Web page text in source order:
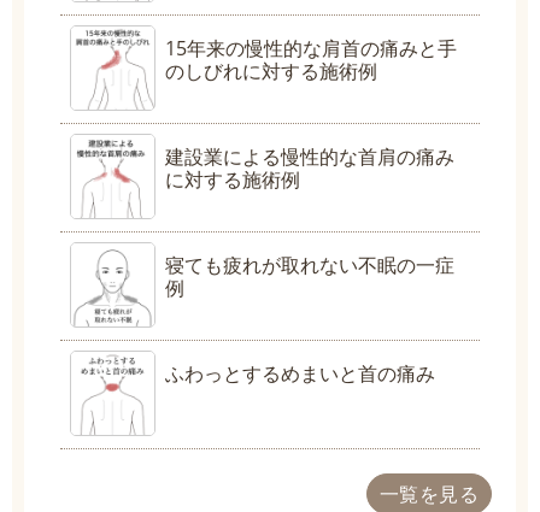
15年来の慢性的な肩首の痛みと手
のしびれに対する施術例
建設業による慢性的な首肩の痛み
に対する施術例
寝ても疲れが取れない不眠の一症
例
ふわっとするめまいと首の痛み
一覧を見る